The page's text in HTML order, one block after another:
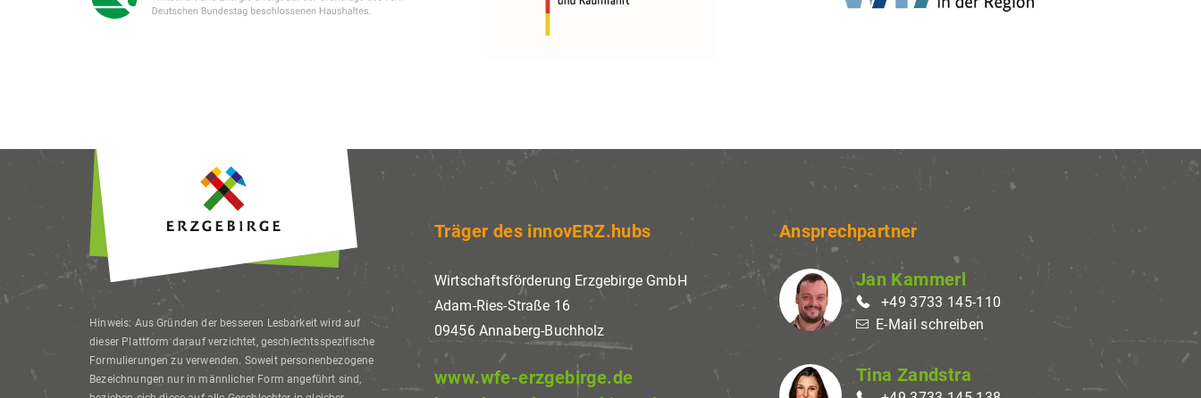
Hinweis: Aus Gründen der besseren Lesbarkeit wird auf
dieser Plattform darauf verzichtet, geschlechtsspezifische
Formulierungen zu verwenden. Soweit personenbezogene
Bezeichnungen nur in männlicher Form angeführt sind,
Träger des innovERZ.hubs
Wirtschaftsförderung Erzgebirge GmbH
Adam-Ries-Straße 16
09456 Annaberg-Buchholz
www.wfe-erzgebirge.de
Ansprechpartner
Jan Kammerl
+49 3733 145-110
E-Mail schreiben
Tina Zandstra